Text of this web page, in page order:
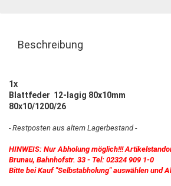
Beschreibung
1x
Blattfeder 12-lagig 80x10mm
80x10/1200/26
- Restposten aus altem Lagerbestand -
HINWEIS: Nur Abholung möglich!!!
Brunau, Bahnhofstr. 33 - Tel: 02324 909 1-0
Bitte bei Kauf "Selbstabholung" auswählen und